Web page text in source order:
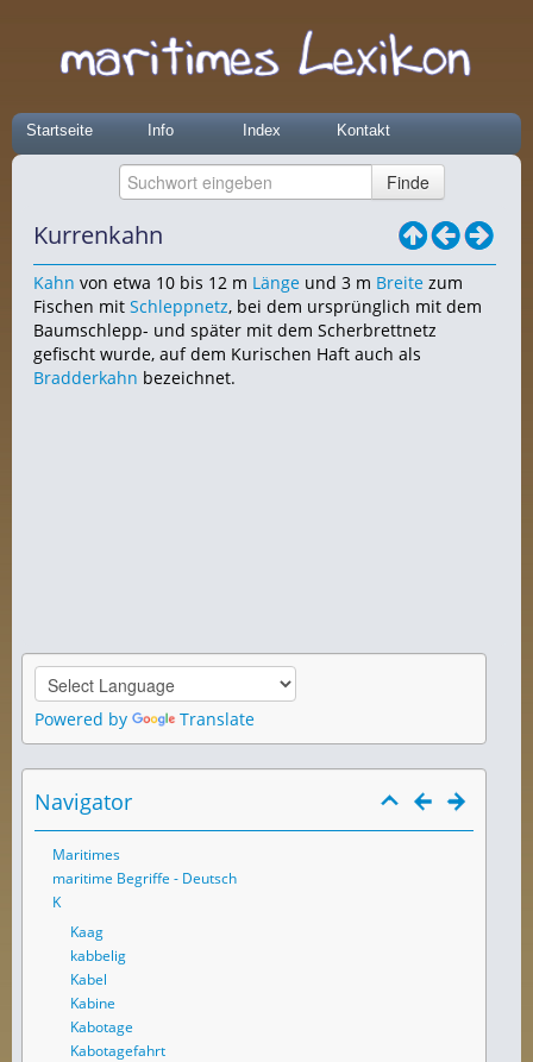
Startseite Info Index Kontakt
Kurrenkahn
Kahn von etwa 10 bis 12 m Länge und 3 m Breite zum
Fischen mit Schleppnetz, bei dem ursprünglich mit dem
Baumschlepp- und später mit dem Scherbrettnetz
gefischt wurde, auf dem Kurischen Haft auch als
Bradderkahn bezeichnet.
Powered by Translate
Navigator
Maritimes
maritime Begriffe - Deutsch
K
Kaag
kabbelig
Kabel
Kabine
Kabotage
Kabotagefahrt